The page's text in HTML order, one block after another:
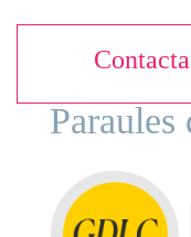
Paraules